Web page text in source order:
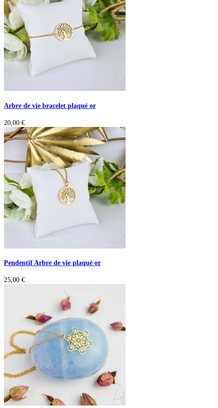
Arbre de vie bracelet plaqué or
20,00 €
Pendentif Arbre de vie plaqué or
25,00 €